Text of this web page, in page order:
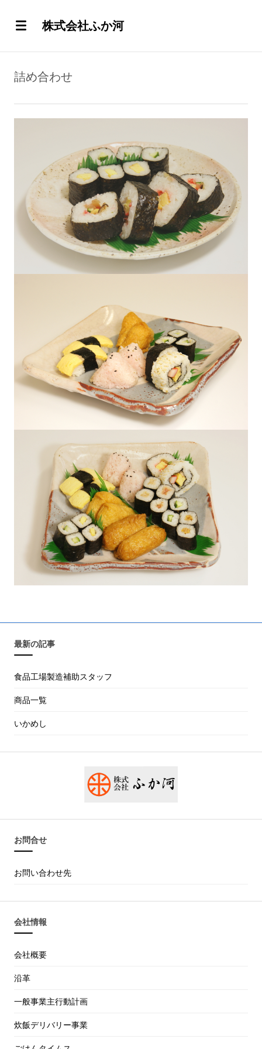
株式会社ふか河
詰め合わせ
最新の記事
食品工場製造補助スタッフ
商品一覧
いかめし
お問合せ
お問い合わせ先
会社情報
会社概要
沿革
一般事業主行動計画
炊飯デリバリー事業